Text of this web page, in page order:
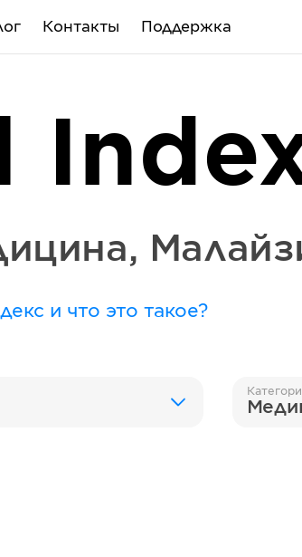
Контакты Поддержка
,
и что это такое?